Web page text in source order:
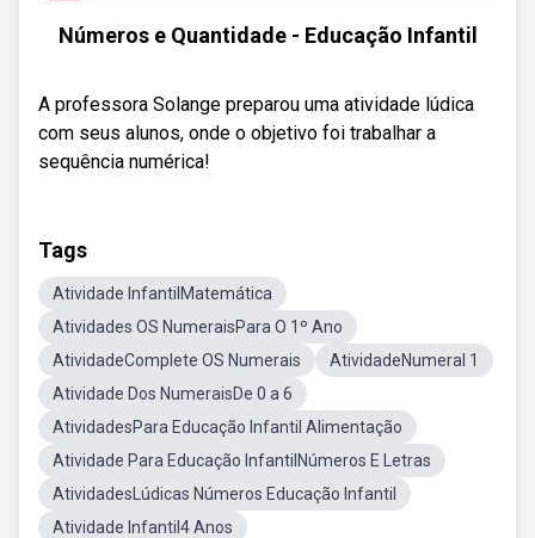
Números e Quantidade - Educação Infantil
A professora Solange preparou uma atividade lúdica
com seus alunos, onde o objetivo foi trabalhar a
sequência numérica!
Tags
Atividade InfantilMatemática
Atividades OS NumeraisPara O 1º Ano
AtividadeComplete OS Numerais
AtividadeNumeral 1
Atividade Dos NumeraisDe 0 a 6
AtividadesPara Educação Infantil Alimentação
Atividade Para Educação InfantilNúmeros E Letras
AtividadesLúdicas Números Educação Infantil
Atividade Infantil4 Anos